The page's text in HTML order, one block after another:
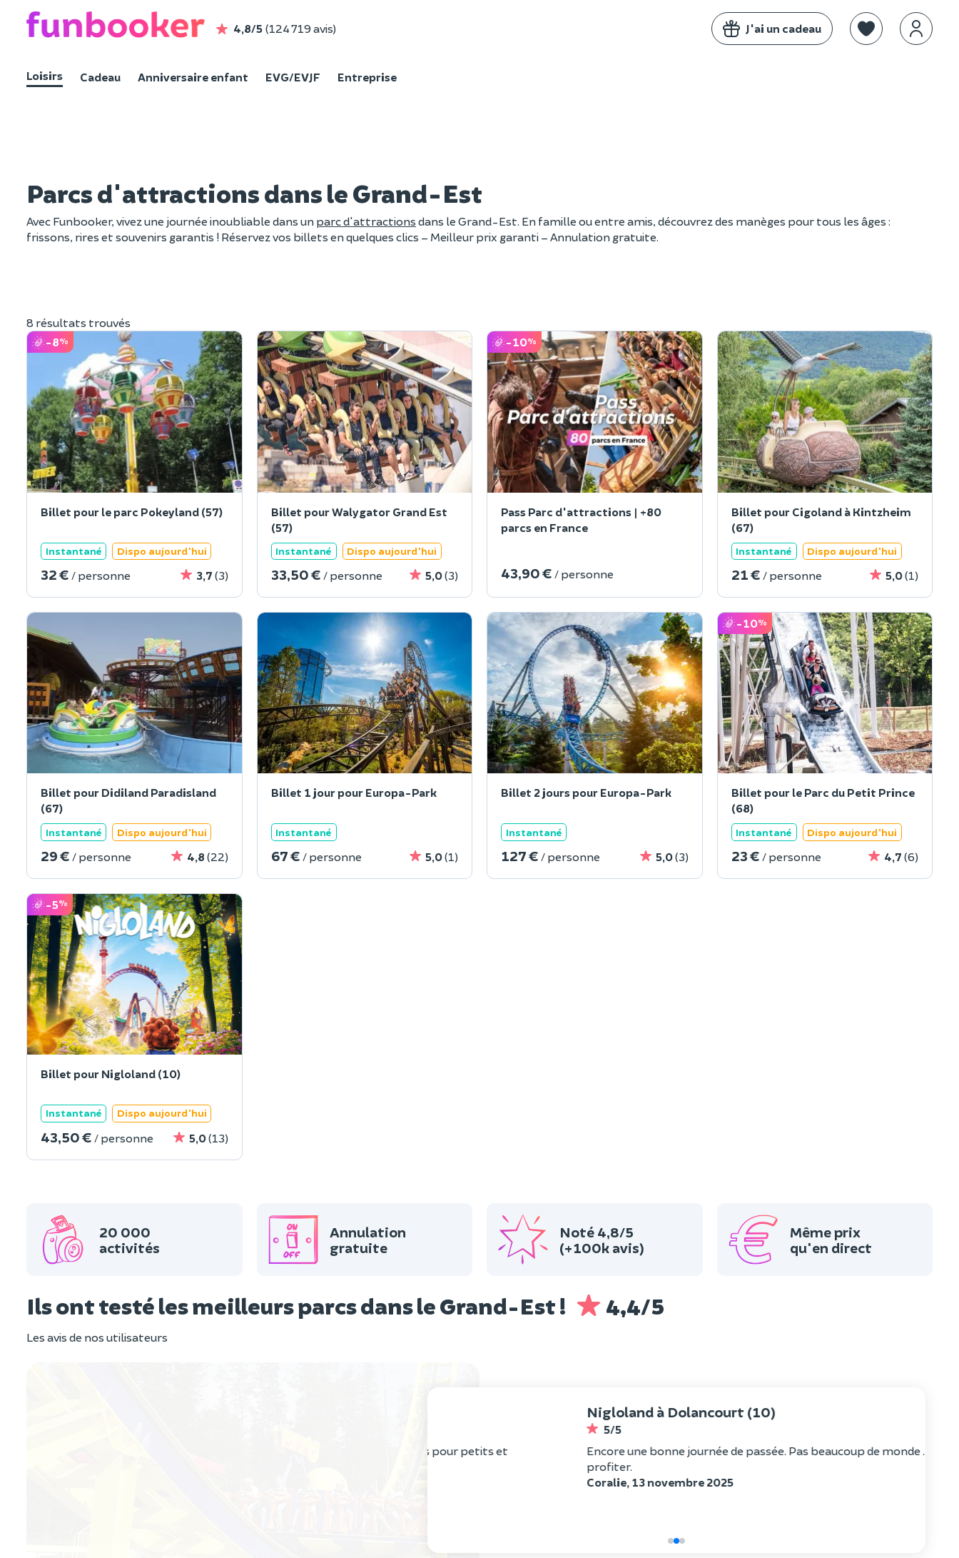
4,8/5 (124 719 avis) J'ai un cadeau
Loisirs Cadeau Anniversaire enfant EVG/EVJF Entreprise
Parcs d'attractions dans le Grand-Est
Avec Funbooker, vivez une journée inoubliable dans un parc d'attractions dans le Grand-Est. En famille ou entre amis, découvrez des manèges pour tous les âges :
frissons, rires et souvenirs garantis ! Réservez vos billets en quelques clics – Meilleur prix garanti – Annulation gratuite.
8 résultats trouvés
-8%
Billet pour le parc Pokeyland (57)
Instantané Dispo aujourd'hui
32 € / personne 3,7 (3)
Billet pour Walygator Grand Est
(57)
Instantané Dispo aujourd'hui
33,50 € / personne 5,0(3)
-10%
Pass Parc d'attractions | +80
parcs en France
43,90 € / personne
Billet pour Cigoland à Kintzheim
(67)
Instantané Dispo aujourd'hui
21 € / personne 5,0(1)
Billet pour Didiland Paradisland
(67)
Instantané Dispo aujourd'hui
29 € / personne 4,8 (22)
Billet 1 jour pour Europa-Park
Instantané
67 € / personne 5,0(1)
Billet 2 jours pour Europa-Park
Instantané
127 € / personne 5,0(3)
-10%
Billet pour le Parc du Petit Prince
(68)
Instantané Dispo aujourd'hui
23 € / personne 4,7 (6)
-5%
Billet pour Nigloland (10)
Instantané Dispo aujourd'hui
43,50 € / personne 5,0(13)
20 000
activités
Annulation
gratuite
Noté 4,8/5
(+100k avis)
Même prix
qu'en direct
Ils ont testé les meilleurs parcs dans le Grand-Est ! 4,4/5
Les avis de nos utilisateurs
Nigloland à Dolancourt (10)
Encore une bonne journée de passée. Pas beaucoup de monde . Nous avons pu bien
Coralie, 13 novembre 2025